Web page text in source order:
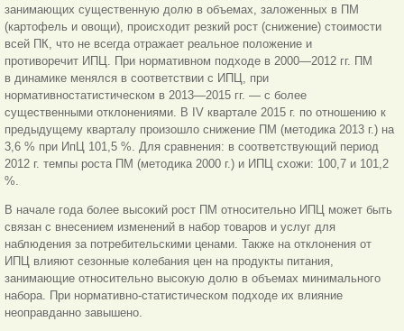
занимающих существенную долю в объемах, заложенных в ПМ
(картофель и овощи), происходит резкий рост (снижение) стоимости
всей ПК, что не всегда отражает реальное положение и
противоречит ИПЦ. При нормативном подходе в 2000—2012 гг. ПМ
в динамике менялся в соответствии с ИПЦ, при
нормативностатистическом в 2013—2015 гг. — с более
существенными отклонениями. В IV квартале 2015 г. по отношению к
предыдущему кварталу произошло снижение ПМ (методика 2013 г.) на
3,6 % при ИпЦ 101,5 %. Для сравнения: в соответствующий период
2012 г. темпы роста ПМ (методика 2000 г.) и ИПЦ схожи: 100,7 и 101,2
%.
В начале года более высокий рост ПМ относительно ИПЦ может быть
связан с внесением изменений в набор товаров и услуг для
наблюдения за потребительскими ценами. Также на отклонения от
ИПЦ влияют сезонные колебания цен на продукты питания,
занимающие относительно высокую долю в объемах минимального
набора. При нормативно-статистическом подходе их влияние
неоправданно завышено.